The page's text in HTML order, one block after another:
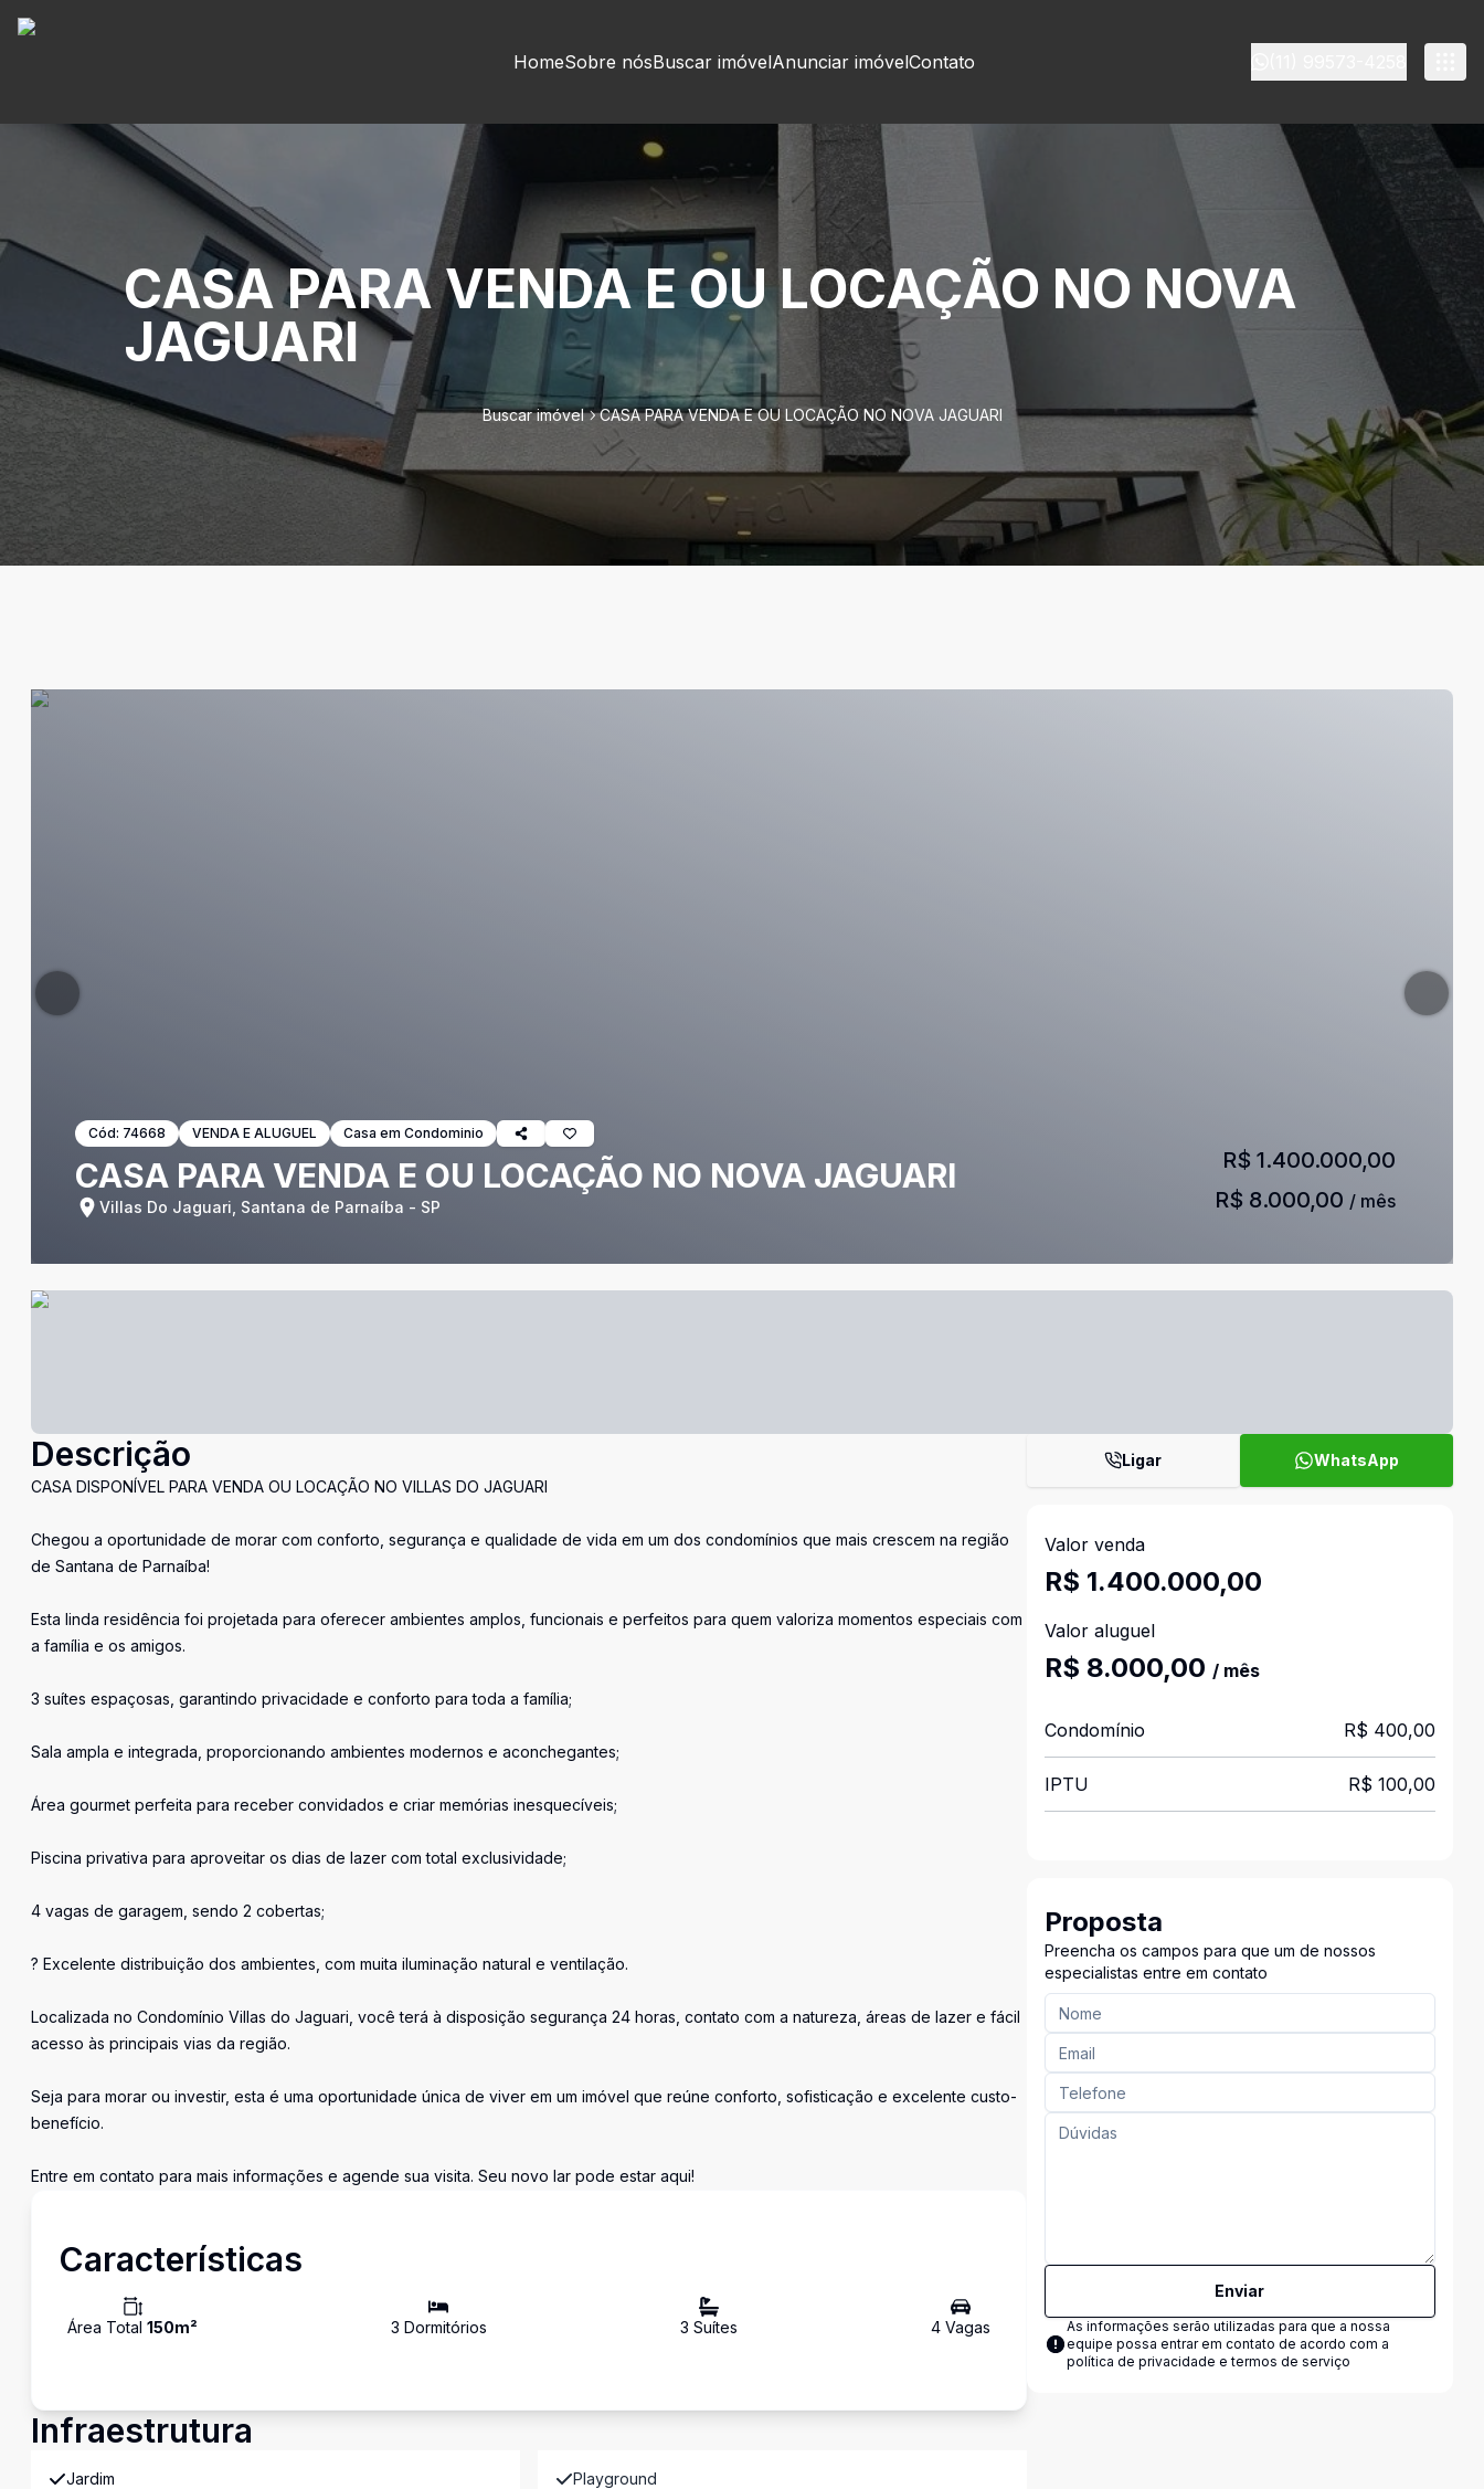
HomeSobre nósBuscar imóvelAnunciar imóvelContato
CASA PARA VENDA E OU LOCAÇÃO NO NOVA
JAGUARI
Buscar imóvel CASA PARA VENDA E OU LOCAÇÃO NO NOVA JAGUARI
Cód: 74668 VENDA E ALUGUEL Casa em Condominio
CASA PARA VENDA E OU LOCAÇÃO NO NOVA JAGUARI
Villas Do Jaguari, Santana de Parnaíba - SP
R$ 1.400.000,00
R$ 8.000,00 / mês
Descrição
CASA DISPONÍVEL PARA VENDA OU LOCAÇÃO NO VILLAS DO JAGUARI
Chegou a oportunidade de morar com conforto, segurança e qualidade de vida em um dos condomínios que mais crescem na região
de Santana de Parnaíba!
Esta linda residência foi projetada para oferecer ambientes amplos, funcionais e perfeitos para quem valoriza momentos especiais com
a família e os amigos.
3 suítes espaçosas, garantindo privacidade e conforto para toda a família;
Sala ampla e integrada, proporcionando ambientes modernos e aconchegantes;
Área gourmet perfeita para receber convidados e criar memórias inesquecíveis;
Piscina privativa para aproveitar os dias de lazer com total exclusividade;
4 vagas de garagem, sendo 2 cobertas;
? Excelente distribuição dos ambientes, com muita iluminação natural e ventilação.
Localizada no Condomínio Villas do Jaguari, você terá à disposição segurança 24 horas, contato com a natureza, áreas de lazer e fácil
acesso às principais vias da região.
Seja para morar ou investir, esta é uma oportunidade única de viver em um imóvel que reúne conforto, sofisticação e excelente custo-
benefício.
Entre em contato para mais informações e agende sua visita. Seu novo lar pode estar aqui!
Características
Área Total 150m² 3 Dormitórios 3 Suítes 4Vagas
Infraestrutura
Jardim Playground
Ligar WhatsApp
Valor venda
R$ 1.400.000,00
Valor aluguel
R$ 8.000,00 / mês
Condomínio R$ 400,00
IPTU R$ 100,00
Proposta
Preencha os campos para que um de nossos
especialistas entre em contato
Enviar
As informações serão utilizadas para que a nossa
equipe possa entrar em contato de acordo com a
política de privacidade e termos de serviço